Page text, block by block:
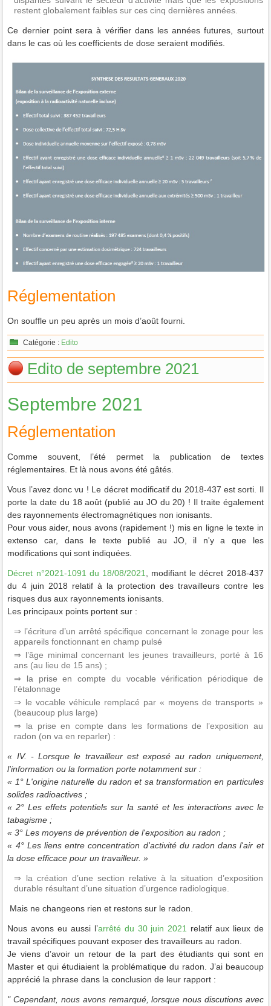
restent globalement faibles sur ces cinq dernières années.
Ce dernier point sera à vérifier dans les années futures, surtout
dans le cas où les coefficients de dose seraient modifiés.
Réglementation
On souffle un peu après un mois d’août fourni.
Catégorie : Edito
Edito de septembre 2021
Septembre 2021
Réglementation
Comme souvent, l’été permet la publication de textes
réglementaires. Et là nous avons été gâtés.
Vous l’avez donc vu ! Le décret modificatif du 2018-437 est sorti. Il
porte la date du 18 août (publié au JO du 20) ! Il traite également
des rayonnements électromagnétiques non ionisants.
Pour vous aider, nous avons (rapidement !) mis en ligne le texte in
extenso car, dans le texte publié au JO, il n'y a que les
modifications qui sont indiquées.
Décret n°2021-1091 du 18/08/2021
, modifiant le décret 2018-437
du 4 juin 2018 relatif à la protection des travailleurs contre les
risques dus aux rayonnements ionisants.
Les principaux points portent sur :
⇒ l’écriture d’un arrêté spécifique concernant le zonage pour les
appareils fonctionnant en champ pulsé
⇒ l’âge minimal concernant les jeunes travailleurs, porté à 16
ans (au lieu de 15 ans) ;
⇒ la prise en compte du vocable vérification périodique de
l’étalonnage
⇒ le vocable véhicule remplacé par « moyens de transports »
(beaucoup plus large)
⇒ la prise en compte dans les formations de l’exposition au
radon (on va en reparler) :
« IV. - Lorsque le travailleur est exposé au radon uniquement,
l'information ou la formation porte notamment sur :
« 1° L'origine naturelle du radon et sa transformation en particules
solides radioactives ;
« 2° Les effets potentiels sur la santé et les interactions avec le
tabagisme ;
« 3° Les moyens de prévention de l'exposition au radon ;
« 4° Les liens entre concentration d'activité du radon dans l'air et
la dose efficace pour un travailleur. »
⇒ la création d’une section relative à la situation d’exposition
durable résultant d’une situation d’urgence radiologique.
Mais ne changeons rien et restons sur le radon.
Nous avons eu aussi l’arrêté du 30 juin 2021
relatif aux lieux de
travail spécifiques pouvant exposer des travailleurs au radon.
Je viens d’avoir un retour de la part des étudiants qui sont en
Master et qui étudiaient la problématique du radon. J’ai beaucoup
apprécié la phrase dans la conclusion de leur rapport :
" Cependant, nous avons remarqué, lorsque nous discutions avec